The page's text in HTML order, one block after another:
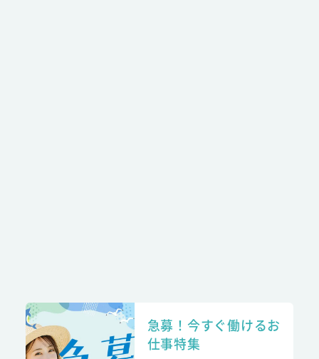
急募！今すぐ働けるお
仕事特集